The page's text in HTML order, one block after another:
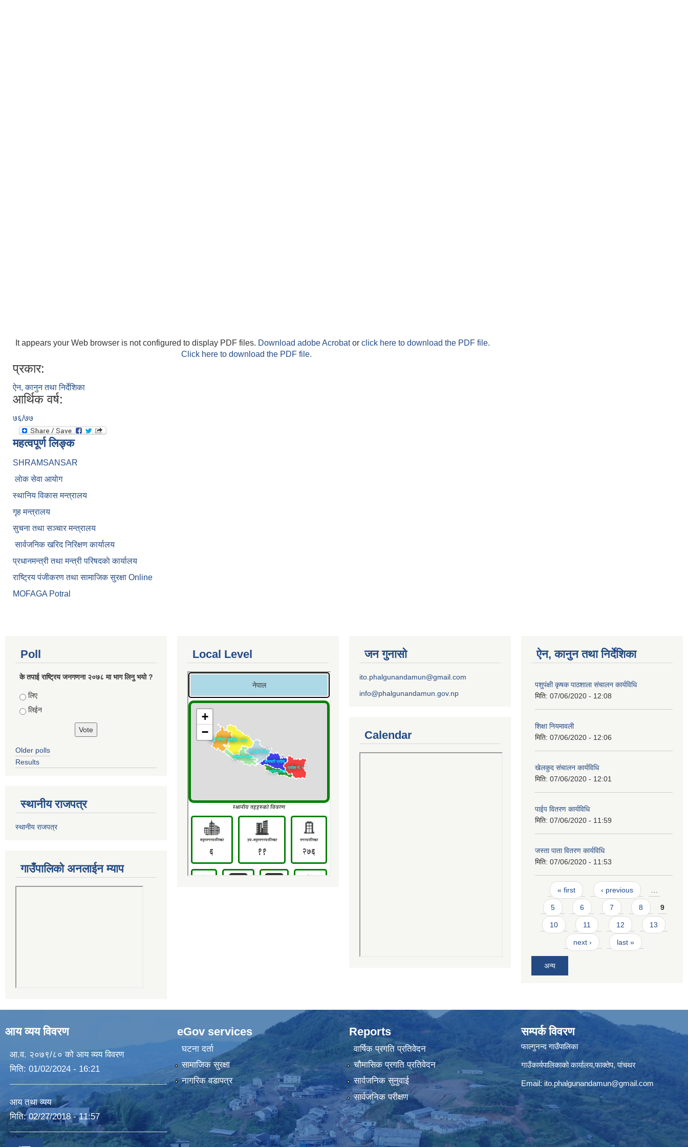
It appears your Web browser is not configured to display PDF files. Download adobe Acrobator click here to download the PDF file.
Click here to download the PDF file.
प्रकार:
ऐन, कानुन तथा निर्देशिका
आर्थिक वर्ष:
७६/७७
महत्वपूर्ण लिङ्क
SHRAMSANSAR
लाेक सेवा आयाेग
स्थानिय विकास मन्त्रालय
गृह मन्त्रालय
सुचना तथा सञ्चार मन्त्रालय
सार्वजनिक खरिद निरिक्षण कार्यालय
प्रधानमन्त्री तथा मन्त्री परिषदकाे कार्यालय
राष्ट्रिय पंजीकरण तथा सामाजिक सुरक्षा Online
MOFAGA Potral
Poll
के तपाई राष्ट्रिय जनगणना २०७८ मा भाग लिनु भयो ?
Choices
लिए
लिईन
Older polls
Results
स्थानीय राजपत्र
स्थानीय राजपत्र
गाउँपालिको अनलाईन म्याप
Local Level जन गुनासो
ito.phalgunandamun@gmail.com
info@phalgunandamun.gov.np
Calendar
ऐन, कानुन तथा निर्देशिका
पशुपंक्षी कृषक पाठशाला संचालन कार्यविधि
मिति: 07/06/2020 - 12:08
शिक्षा नियमावली
मिति: 07/06/2020 - 12:06
खेलकुद संचालन कार्यविधि
मिति: 07/06/2020 - 12:01
पाईप वितरण कार्यविधि
मिति: 07/06/2020 - 11:59
जस्ता पाता वितरण कार्यविधि
मिति: 07/06/2020 - 11:53
Pages
« first ‹ previous
5 6 7 8 9
10 11 12 13
next › last »
अन्य
आय व्यय विवरण
आ.व. २०७९/८० को आय व्यय विवरण
मिति: 01/02/2024 - 16:21
आय तथा व्यय
मिति:02/27/2018 - 11:57
eGov services
घटना दर्ता
सामाजिक सुरक्षा
नागरिक वडापत्र
Reports
वार्षिक प्रगति प्रतिवेदन
चौमासिक प्रगति प्रतिवेदन
सार्वजनिक सुनुवाई
सार्वजनिक परीक्षण
सम्पर्क विवरण
फाल्गुनन्द गाउँपालिका
गाउँकार्यपालिकाको कार्यालय,फाक्तेप, पांचथर
Email: ito.phalgunandamun@gmail.com